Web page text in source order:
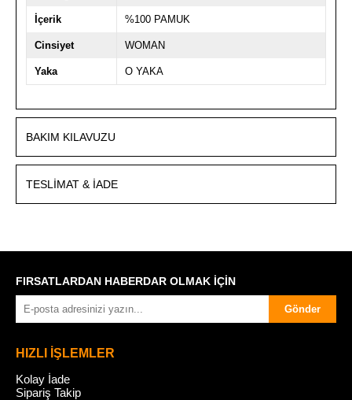
İçerik %100 PAMUK
Cinsiyet WOMAN
Yaka O YAKA
BAKIM KILAVUZU
TESLIMAT & İADE
FIRSATLARDAN HABERDAR OLMAK İÇİN
Gönder
HIZLI İŞLEMLER
Kolay İade
Sipariş Takip